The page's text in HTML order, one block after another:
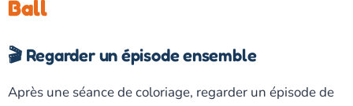
Ball
🎬 Regarder un épisode ensemble
Après une séance de coloriage, regarder un épisode de